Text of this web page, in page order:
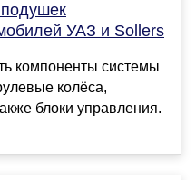
УАЗ и Sollers
компоненты системы
колёса,
блоки управления.